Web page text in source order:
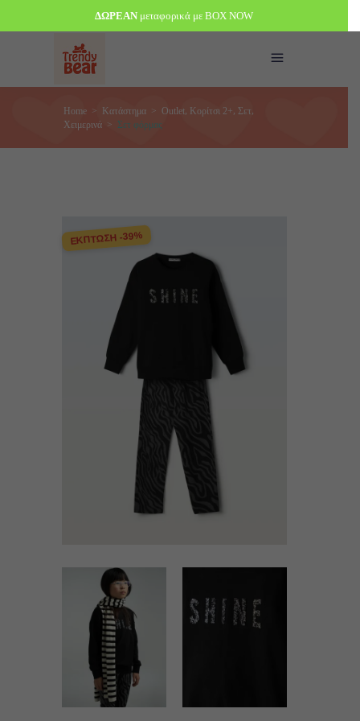
Home> Κατάστημα> Outlet, Κορίτσι 2+, Σετ,
Χειμερινά> Σετ φόρμας
ΕΚΠΤΩΣΗ -39%
ΔΩΡΕΑΝ μεταφορικά με BOX NOW